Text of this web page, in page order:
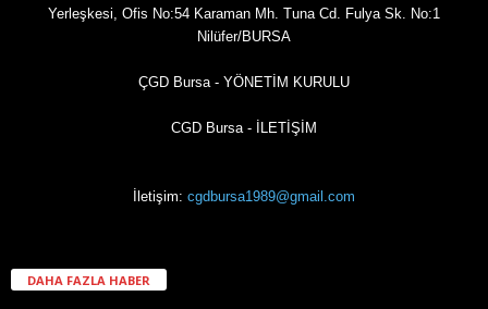
Yerleşkesi, Ofis No:54 Karaman Mh. Tuna Cd. Fulya Sk. No:1
Nilüfer/BURSA
ÇGD Bursa - YÖNETİM KURULU
CGD Bursa - İLETİŞİM
İletişim: cgdbursa1989@gmail.com
DAHA FAZLA HABER